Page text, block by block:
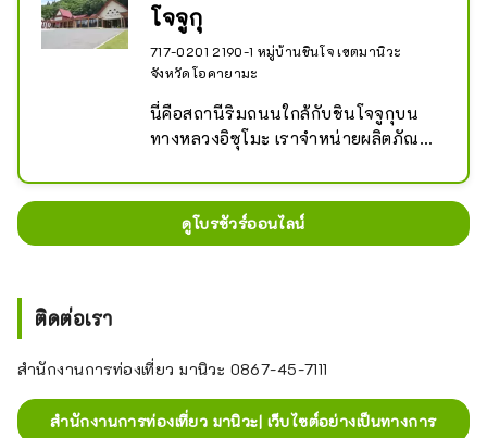
ตะวันตก" ในการจัดอันดับห้องอาบน้ำ
กลางแจ้งแห่งชาติ และคุณสามารถ
เพลิดเพลินกับการอาบน้ำที่มีอุณหภูมิ
Kodakara-no-Yu และ Choju-no-Yu .
ได้แก่ ฮิรุเซ็นโคเก็น ที่ราบสูงขนาดใหญ่
ที่เป็นที่นิยมในหมู่ครอบครัว ผลิตภัณฑ์
นมที่ทำจากวัวเจอร์ซีย์ที่เลี้ยงในทุ่งหญ้า
โจจูกุ
717-0201 2190-1 หมู่บ้านชินโจ เขตมานิวะ
จังหวัดโอคายามะ
นี่คือสถานีริมถนนใกล้กับชินโจจูกุบน
ทางหลวงอิซุโมะ เราจำหน่ายผลิตภัณฑ์
จากหมู่บ้านชินโจ ``ฮิเมะโนะโมจิ'' และ
ผลิตภัณฑ์ที่เกี่ยวข้อง (ไดฟุกุ บะหมี่ ข้าว
เกรียบ คราฟต์เบียร์ ฯลฯ) ลูกแพร์ลิง
ส่วนผสมและเครื่องเทศได้อย่างลงตัว
ดูโบรชัวร์ออนไลน์
ติดต่อเรา
สำนักงานการท่องเที่ยว มานิวะ 0867-45-7111
สำนักงานการท่องเที่ยว มานิวะ| เว็บไซต์อย่างเป็นทางการ